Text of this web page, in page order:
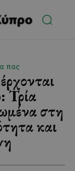
πας
Τρία
στη
και